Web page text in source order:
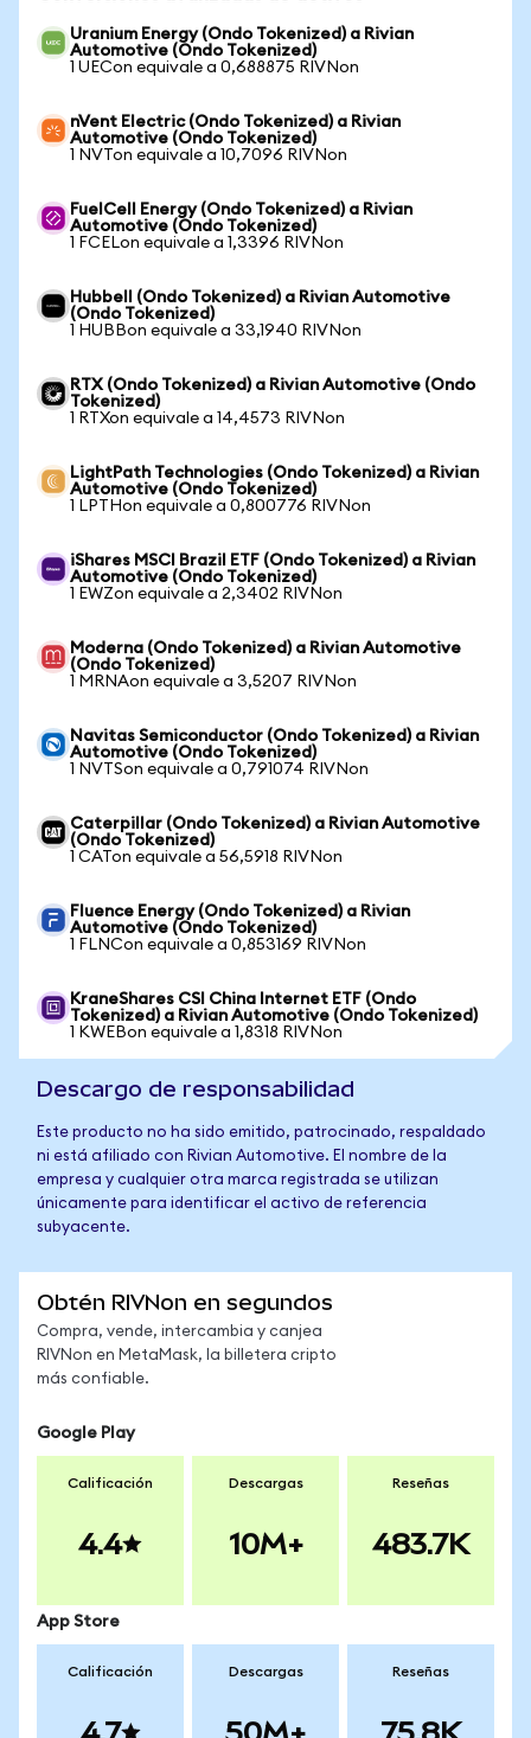
Uranium Energy (Ondo Tokenized) a Rivian
Automotive (Ondo Tokenized)
1 UECon equivale a 0,688875 RIVNon
nVent Electric (Ondo Tokenized) a Rivian
Automotive (Ondo Tokenized)
1 NVTon equivale a 10,7096 RIVNon
FuelCell Energy (Ondo Tokenized) a Rivian
Automotive (Ondo Tokenized)
1 FCELon equivale a 1,3396 RIVNon
Hubbell (Ondo Tokenized) a Rivian Automotive
(Ondo Tokenized)
1 HUBBon equivale a 33,1940 RIVNon
RTX (Ondo Tokenized) a Rivian Automotive (Ondo
Tokenized)
1 RTXon equivale a 14,4573 RIVNon
LightPath Technologies (Ondo Tokenized) a Rivian
Automotive (Ondo Tokenized)
1 LPTHon equivale a 0,800776 RIVNon
iShares MSCI Brazil ETF (Ondo Tokenized) a Rivian
Automotive (Ondo Tokenized)
1 EWZon equivale a 2,3402 RIVNon
Moderna (Ondo Tokenized) a Rivian Automotive
(Ondo Tokenized)
1 MRNAon equivale a 3,5207 RIVNon
Navitas Semiconductor (Ondo Tokenized) a Rivian
Automotive (Ondo Tokenized)
1 NVTSon equivale a 0,791074 RIVNon
Caterpillar (Ondo Tokenized) a Rivian Automotive
(Ondo Tokenized)
1 CATon equivale a 56,5918 RIVNon
Fluence Energy (Ondo Tokenized) a Rivian
Automotive (Ondo Tokenized)
1 FLNCon equivale a 0,853169 RIVNon
KraneShares CSI China Internet ETF (Ondo
Tokenized) a Rivian Automotive (Ondo Tokenized)
1 KWEBon equivale a 1,8318 RIVNon
Descargo de responsabilidad
Este producto no ha sido emitido, patrocinado, respaldado
ni está afiliado con Rivian Automotive. El nombre de la
empresa y cualquier otra marca registrada se utilizan
únicamente para identificar el activo de referencia
subyacente.
Obtén RIVNon en segundos
Compra, vende, intercambia y canjea
RIVNon en MetaMask, la billetera cripto
más confiable.
Google Play
Calificación
4.4
Descargas
10M+
Reseñas
483.7K
App Store
Calificación Descargas Reseñas